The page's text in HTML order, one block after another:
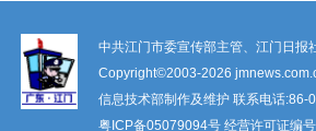
中共江门市委宣传部主管、江门日报
Copyright©2003-2026
信息技术部制作及维护 联系电话
粤ICP备05079094号 经营许可证编号